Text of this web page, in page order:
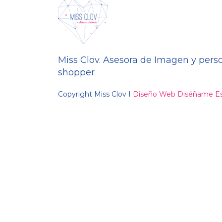
Miss Clov. Asesora de Imagen y
shopper
Copyright Miss Clov I Diseño Web Diséñame